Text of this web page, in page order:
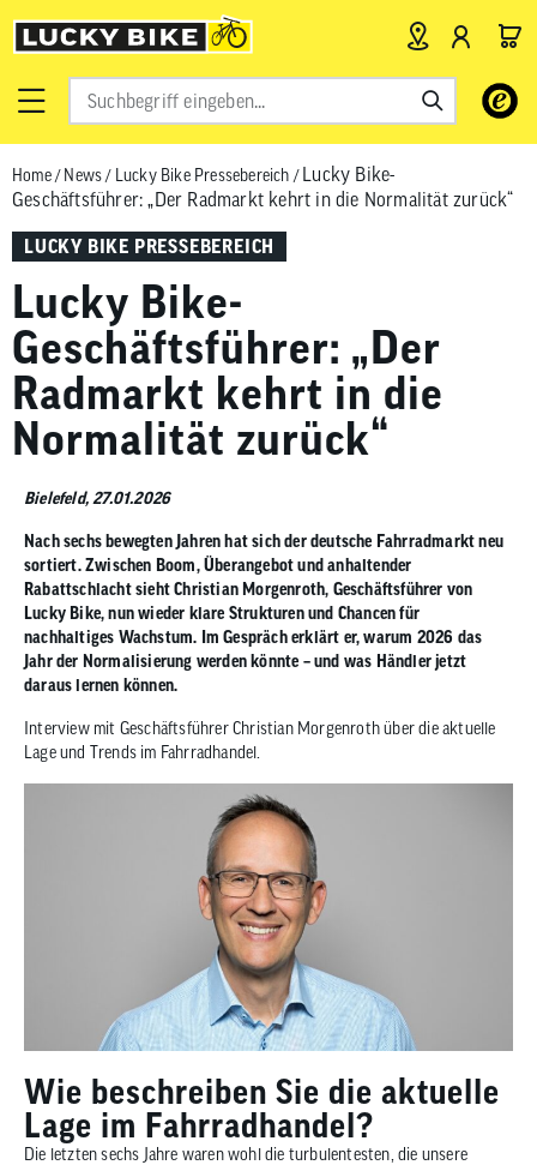
Verwende
Pfeile
oben
zum
zu
gelangen.
von
können
Home/ News/ Lucky Bike Pressebereich /Lucky Bike-
Geschäftsführer: „Der Radmarkt kehrt in die Normalität zurück“​
LUCKY BIKE PRESSEBEREICH
Lucky Bike-
Geschäftsführer: „Der
Radmarkt kehrt in die
Normalität zurück“
Bielefeld, 27.01.2026
Nach sechs bewegten Jahren hat sich der deutsche Fahrradmarkt neu
sortiert. Zwischen Boom, Überangebot und anhaltender
Rabattschlacht sieht Christian Morgenroth, Geschäftsführer von
Lucky Bike, nun wieder klare Strukturen und Chancen für
nachhaltiges Wachstum. Im Gespräch erklärt er, warum 2026 das
Jahr der Normalisierung werden könnte – und was Händler jetzt
daraus lernen können.
Interview mit Geschäftsführer Christian Morgenroth über die aktuelle
Lage und Trends im Fahrradhandel.
Wie beschreiben Sie die aktuelle
Lage im Fahrradhandel?
Die letzten sechs Jahre waren wohl die turbulentesten, die unsere